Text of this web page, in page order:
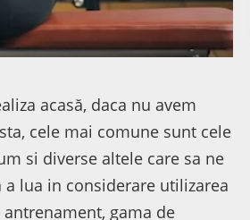
acasă, daca nu avem
cele mai comune sunt cele
si diverse altele care sa ne
lua in considerare utilizarea
gama de